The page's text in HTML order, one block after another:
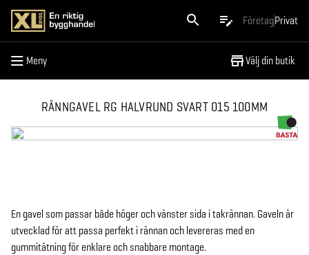
FöretagPrivat
Meny Välj din butik
Meny
RÄNNGAVEL RG HALVRUND SVART 015 100MM
En gavel som passar både höger och vänster sida i takrännan. Gaveln är
utvecklad för att passa perfekt i rännan och levereras med en
gummitätning för enklare och snabbare montage.